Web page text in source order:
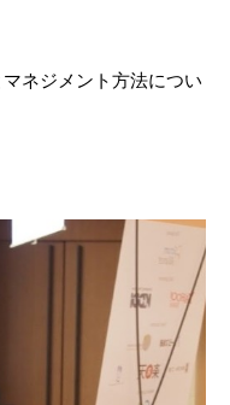
ネジメント方法につい